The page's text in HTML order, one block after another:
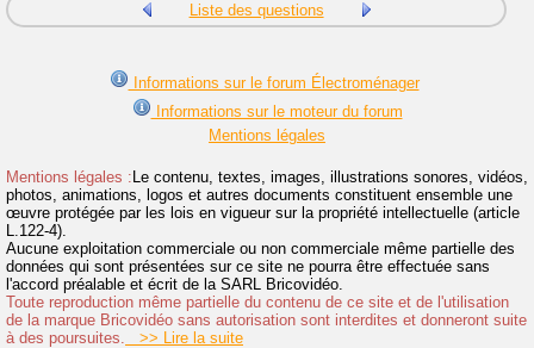
Liste des questions
Informations sur le forum Électroménager
Informations sur le moteur du forum
Mentions légales
Mentions légales : Le contenu, textes, images, illustrations sonores, vidéos,
photos, animations, logos et autres documents constituent ensemble une
œuvre protégée par les lois en vigueur sur la propriété intellectuelle (article
L.122-4).
Aucune exploitation commerciale ou non commerciale même partielle des
données qui sont présentées sur ce site ne pourra être effectuée sans
l'accord préalable et écrit de la SARL Bricovidéo.
Toute reproduction même partielle du contenu de ce site et de l'utilisation
de la marque Bricovidéo sans autorisation sont interdites et donneront suite
à des poursuites. >> Lire la suite